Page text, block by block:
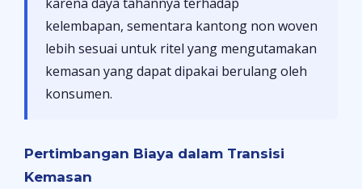
kelembapan, sementara kantong non woven
lebih sesuai untuk ritel yang mengutamakan
kemasan yang dapat dipakai berulang oleh
konsumen.
Pertimbangan Biaya dalam Transisi
Kemasan